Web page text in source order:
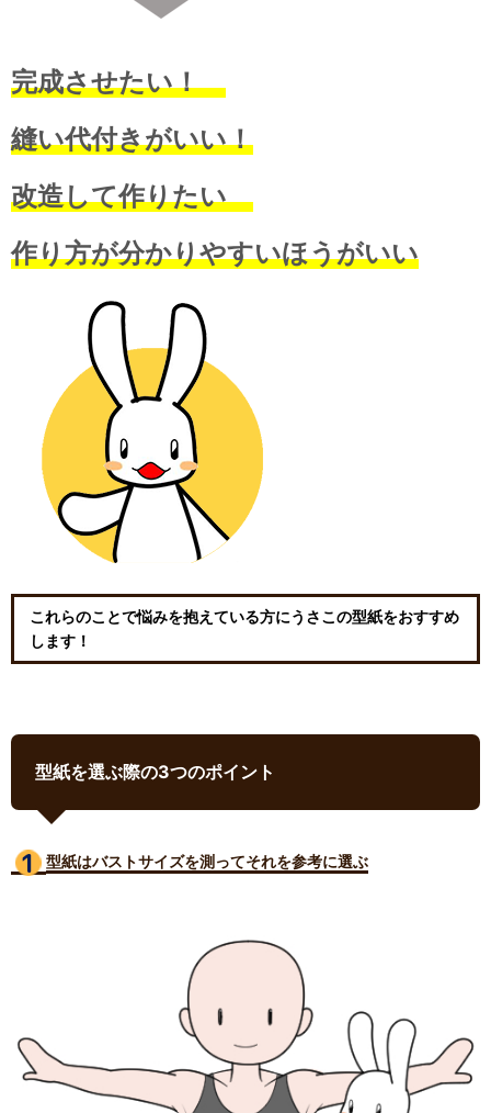
完成させたい！
縫い代付きがいい！
改造して作りたい
作り方が分かりやすいほうがいい
これらのことで悩みを抱えている方にうさこの型紙をおすすめ
します！
型紙を選ぶ際の3つのポイント
型紙はバストサイズを測ってそれを参考に選ぶ